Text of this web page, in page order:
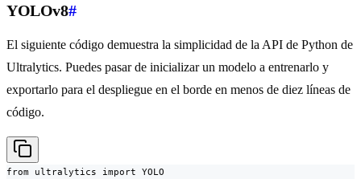
YOLOv8#
El siguiente código demuestra la simplicidad de la API de Python de
Ultralytics. Puedes pasar de inicializar un modelo a entrenarlo y
exportarlo para el despliegue en el borde en menos de diez líneas de
código.
from ultralytics import YOLO